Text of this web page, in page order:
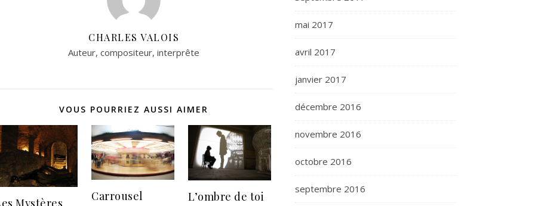
CHARLES VALOIS
Auteur, compositeur, interprête
VOUS POURRIEZ AUSSI AIMER
Carrousel L’ombre de toi
mai 2017
avril 2017
janvier 2017
décembre 2016
novembre 2016
octobre 2016
septembre 2016